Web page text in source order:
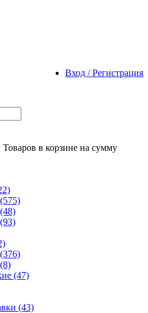
Вход / Регистрация
Товаров в корзине на сумму
(575)
(48)
(93)
(376)
(8)
(47)
(43)